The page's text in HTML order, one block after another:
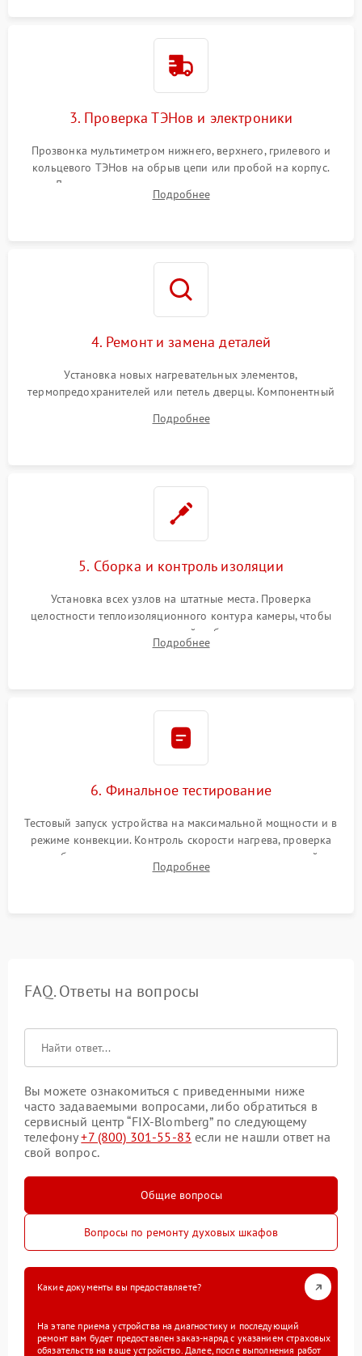
3. Проверка ТЭНов и электроники
Прозвонка мультиметром нижнего, верхнего, грилевого и
кольцевого ТЭНов на обрыв цепи или пробой на корпус.
Диагностика термостата, датчиков температуры,
переключателя режимов и мотора конвекции.
Подробнее
4. Ремонт и замена деталей
Установка новых нагревательных элементов,
термопредохранителей или петель дверцы. Компонентный
выгоревших реле, восстановление контактов и замена
Подробнее
5. Сборка и контроль изоляции
Установка всех узлов на штатные места. Проверка
целостности теплоизоляционного контура камеры, чтобы
исключить перегрев кухонной мебели и потерю тепла.
Надежная фиксация клемм и сборка корпуса шкафа.
Подробнее
6. Финальное тестирование
Тестовый запуск устройства на максимальной мощности и в
режиме конвекции. Контроль скорости нагрева, проверка
срабатывания термостата при достижении заданной
температуры и тест на отсутствие утечек тока.
Подробнее
FAQ. Ответы на вопросы
Вы можете ознакомиться с приведенными ниже
часто задаваемыми вопросами, либо обратиться в
сервисный центр “FIX-Blomberg” по следующему
телефону+7 (800) 301-55-83 если не нашли ответ на
свой вопрос.
Общие вопросы
Вопросы по ремонту духовых шкафов
Какие документы вы предоставляете?
На этапе приема устройства на диагностику и последующий
ремонт вам будет предоставлен заказ-наряд с указанием страховых
обязательств на ваше устройство. Далее, после выполнения работ